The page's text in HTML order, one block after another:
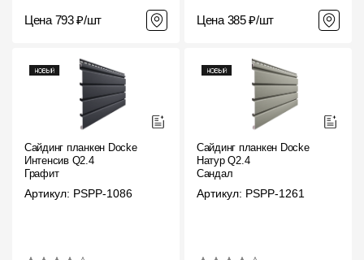
Цена 793 ₽/шт Цена 385 ₽/шт
Сайдинг планкен Docke
Интенсив Q2.4
Графит
Артикул: PSPP-1086
Сайдинг планкен Docke
Натур Q2.4
Сандал
Артикул: PSPP-1261